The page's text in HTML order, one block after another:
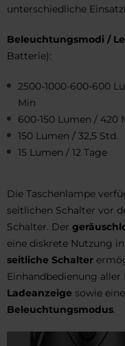
unterschiedliche
Beleuchtungsmodi /
Batterie):
2500-1000-600-600
Min
600-150 Lumen / 420
150 Lumen / 32,5 Std.
15 Lumen / 12 Tage
Die Taschenlampe
seitlichen Schalter vor
Schalter. Der
eine diskrete Nutzung
seitliche Schalter
Einhandbedienung
Ladeanzeige sowie eine
Beleuchtungsmodus.